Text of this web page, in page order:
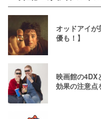
オッドアイが
優も！】
映画館の4DX
効果の注意点